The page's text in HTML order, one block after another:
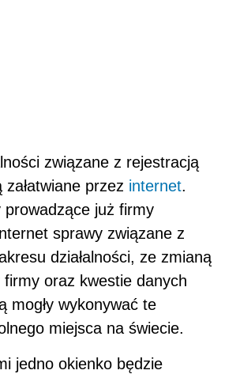
związane z rejestracją
przez internet.
prowadzące już firmy
sprawy związane z
działalności, ze zmianą
oraz kwestie danych
mogły wykonywać te
miejsca na świecie.
jedno okienko będzie